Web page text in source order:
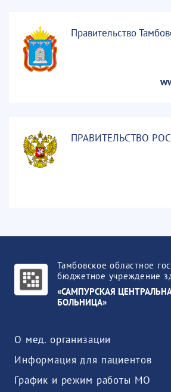
Правительство
ПРАВИТЕЛЬСТВО
Тамбовское областное
бюджетное учреждение
«САМПУРСКАЯ
БОЛЬНИЦА»
О мед. организации
Информация для пациентов
График и режим работы МО